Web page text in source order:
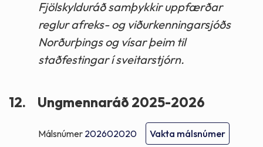
Fjölskylduráð samþykkir uppfærðar
reglur afreks- og viðurkenningarsjóðs
Norðurþings og vísar þeim til
staðfestingar í sveitarstjórn.
12. Ungmennaráð 2025-2026
Málsnúmer 202602020 Vakta málsnúmer